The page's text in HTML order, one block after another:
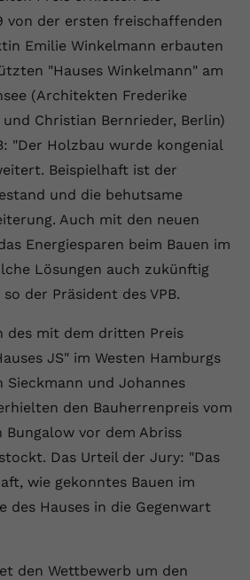
von der ersten freischaffenden
Emilie Winkelmann erbauten
"Hauses Winkelmann" am
(Architekten Frederike
und Christian Bernrieder, Berlin)
"Der Holzbau wurde kongenial
Beispielhaft ist der
und die behutsame
Auch mit den neuen
Energiesparen beim Bauen im
Lösungen auch zukünftig
der Präsident des VPB.
des mit dem dritten Preis
JS" im Westen Hamburgs
und Johannes
den Bauherrenpreis vom
Bungalow vor dem Abriss
Das Urteil der Jury: "Das
wie gekonntes Bauen im
des Hauses in die Gegenwart
den Wettbewerb um den
hat.
von YouTube gesetzte Cookie
darüber zu speichern, welche
von YouTube der Nutzer
hat.
connected-devices
setzt diesen Cookie, um die
des Nutzers zu
der eingebettete YouTube-
verwendet.